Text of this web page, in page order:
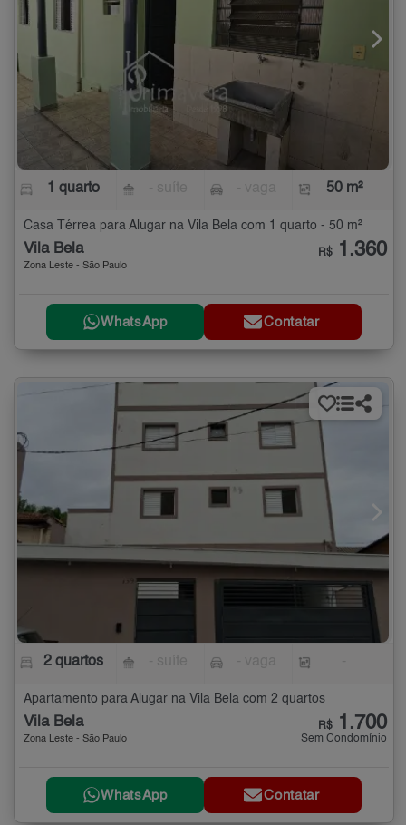
1 quarto 50 m²
Casa Térrea para Alugar na Vila Bela com 1 quarto - 50 m²
Vila Bela
Zona Leste - São Paulo
R$ 1.360
WhatsApp Contatar
2 quartos
Apartamento para Alugar na Vila Bela com 2 quartos
Vila Bela
Zona Leste - São Paulo
R$ 1.700
Sem Condomínio
WhatsApp Contatar